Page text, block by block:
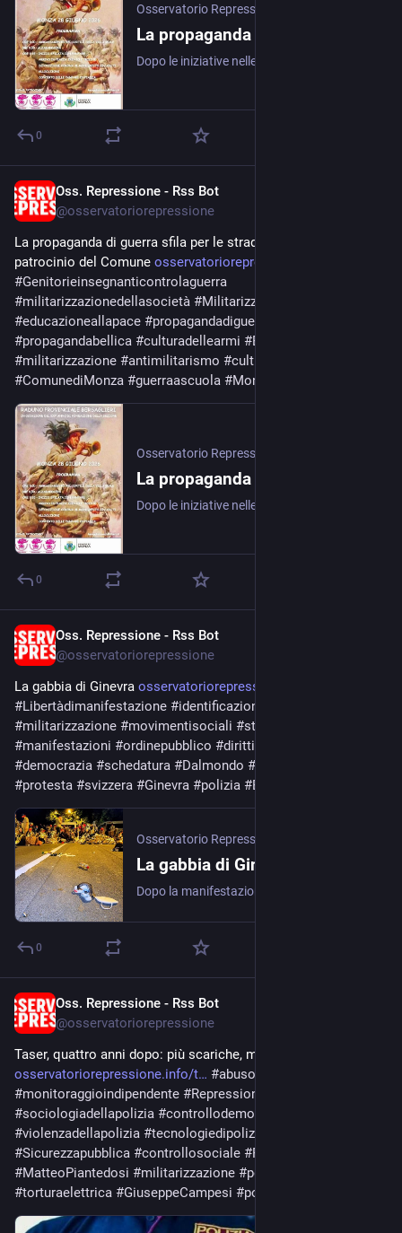
Osservatorio Repressione
0
Oss. Repressione - Rss Bot
@osservatoriorepressione
La propaganda di guerra sfila per le strade di Monza con il
patrocinio del Comune osservatoriorepressione.info/l
#Genitorieinsegnanticontrolaguerra
#militarizzazionedellasocietà #Militarizzazionedellescuole
#educazioneallapace #propagandadiguerra
#propagandabellica #culturadellearmi #EsercitoItaliano
#militarizzazione #antimilitarismo #culturamilitare
#ComunediMonza #guerraascuola #MonzaeBrianza
Osservatorio Repressione
0
Oss. Repressione - Rss Bot
@osservatoriorepressione
La gabbia di Ginevra osservatoriorepressione.info/l
#Libertàdimanifestazione #identificazionedimassa
#militarizzazione #movimentisociali #statod
#manifestazioni #ordinepubblico #dirittiumani
#democrazia #schedatura #Dalmondo #
#protesta #svizzera #Ginevra #polizia #Évian
Osservatorio Repressione
La gabbia di Ginevra
0
Oss. Repressione - Rss Bot
@osservatoriorepressione
Taser, quattro anni dopo: più scariche, meno controlli
osservatoriorepressione.info/t
#abusodelleforzedell
#monitoraggioindipendente #Repressionedeldissenso
#sociologiadellapolizia #controllodemocratico
#violenzadellapolizia #tecnologiedipolizia
#Sicurezzapubblica #controllosociale #Forzedell
#MatteoPiantedosi #militarizzazione #poterecoercitivo
#torturaelettrica #GiuseppeCampesi #poliziaitaliana